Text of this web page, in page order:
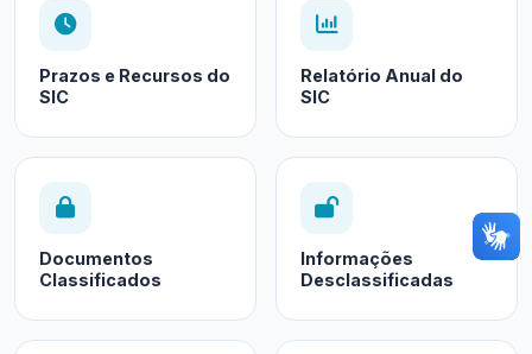
Prazos e Recursos do
SIC
Relatório Anual do
SIC
Documentos
Classificados
Informações
Desclassificadas